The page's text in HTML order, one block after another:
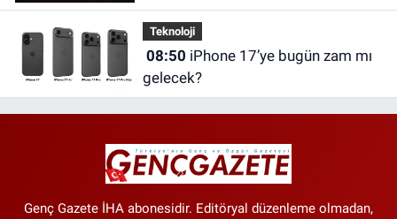
Olarak Yaşlanmış Olabilirsiniz
Teknoloji
08:50
gelecek?
Genç Gazete İHA abonesidir. Editöryal düzenleme olmadan,